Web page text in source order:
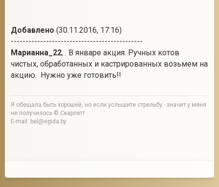
Добавлено (30.11.2016, 17:16)
---------------------------------------------
Марианна_22, . В январе акция. Ручных котов
чистых, обработанных и кастрированных возьмем на
акцию. Нужно уже готовить!!
Я обещала быть хорошей, но если услышите стрельбу - значит у меня
не получилось © Скарлетт
E-mail: bel@egida.by